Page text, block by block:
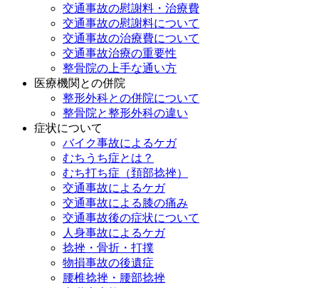
交通事故の慰謝料・治療費
交通事故の慰謝料について
交通事故の治療費について
交通事故治療の重要性
整骨院の上手な通い方
医療機関との併院
整形外科との併院について
整骨院と整形外科の違い
症状について
バイク事故によるケガ
むちうち症とは？
むち打ち症（頚部捻挫）
交通事故によるケガ
交通事故による膝の痛み
交通事故後の症状について
人身事故によるケガ
捻挫・骨折・打撲
物損事故の後遺症
腰椎捻挫・腰部捻挫